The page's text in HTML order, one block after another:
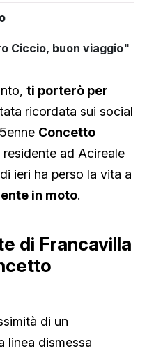
Ciccio, buon viaggio"
ti porterò per
ricordata sui social
Concetto
residente ad Acireale
ieri ha perso la vita a
in moto.
di Francavilla
di un
linea dismessa